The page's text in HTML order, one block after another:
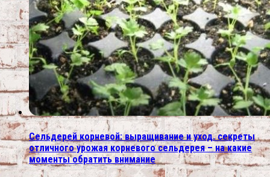
Сельдерей корневой: выращивание и уход. секреты
отличного урожая корневого сельдерея – на какие
моменты обратить внимание